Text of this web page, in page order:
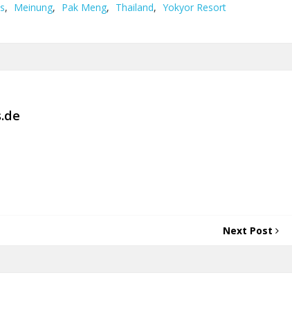
, Meinung, Pak Meng, Thailand, Yokyor Resort
Next Post